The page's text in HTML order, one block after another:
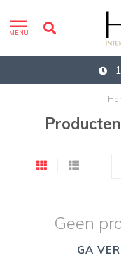
MENU
Geen
GA